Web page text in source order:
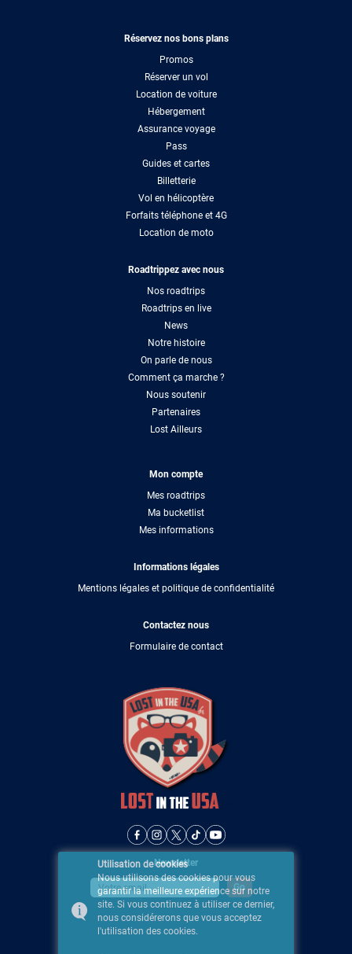
Réservez nos bons plans
Promos
Réserver un vol
Location de voiture
Hébergement
Assurance voyage
Pass
Guides et cartes
Billetterie
Vol en hélicoptère
Forfaits téléphone et 4G
Location de moto
Roadtrippez avec nous
Nos roadtrips
Roadtrips en live
News
Notre histoire
On parle de nous
Comment ça marche ?
Nous soutenir
Partenaires
Lost Ailleurs
Mon compte
Mes roadtrips
Ma bucketlist
Mes informations
Informations légales
Mentions légales et politique de confidentialité
Contactez nous
Formulaire de contact
Newsletter
Utilisation de cookies
Nous utilisons des cookies pour vous
garantir la meilleure expérience sur notre
site. Si vous continuez à utiliser ce dernier,
nous considérerons que vous acceptez
l'utilisation des cookies.